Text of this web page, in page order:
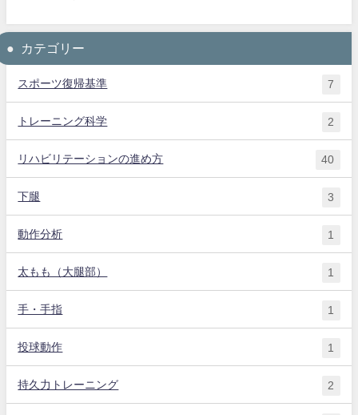
カテゴリー
スポーツ復帰基準 7
トレーニング科学 2
リハビリテーションの進め方 40
下腿 3
動作分析 1
太もも（大腿部） 1
手・手指 1
投球動作 1
持久力トレーニング 2